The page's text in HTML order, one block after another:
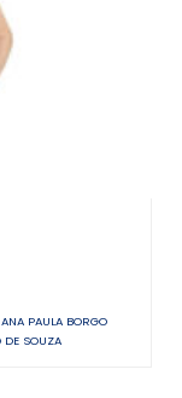
ANA PAULA BORGO
DE SOUZA